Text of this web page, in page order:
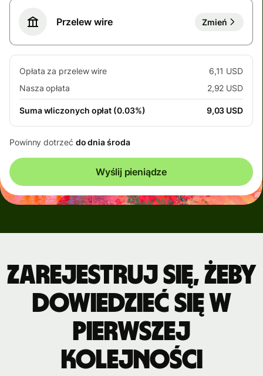
Przelew wire Zmień
Opłata za przelew wire
6,11 USD
Nasza opłata
2,92 USD
Suma wliczonych opłat (0.03%) 9,03 USD
Powinny dotrzeć do dnia środa
Wyślij pieniądze
Zarejestruj się, żeby
dowiedzieć się w
pierwszej
kolejności